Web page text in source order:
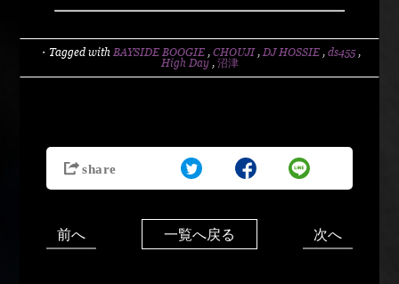
・Tagged with BAYSIDE BOOGIE , CHOUJI , DJ HOSSIE , ds455 ,
High Day , 沼津
前へ 一覧へ戻る 次へ